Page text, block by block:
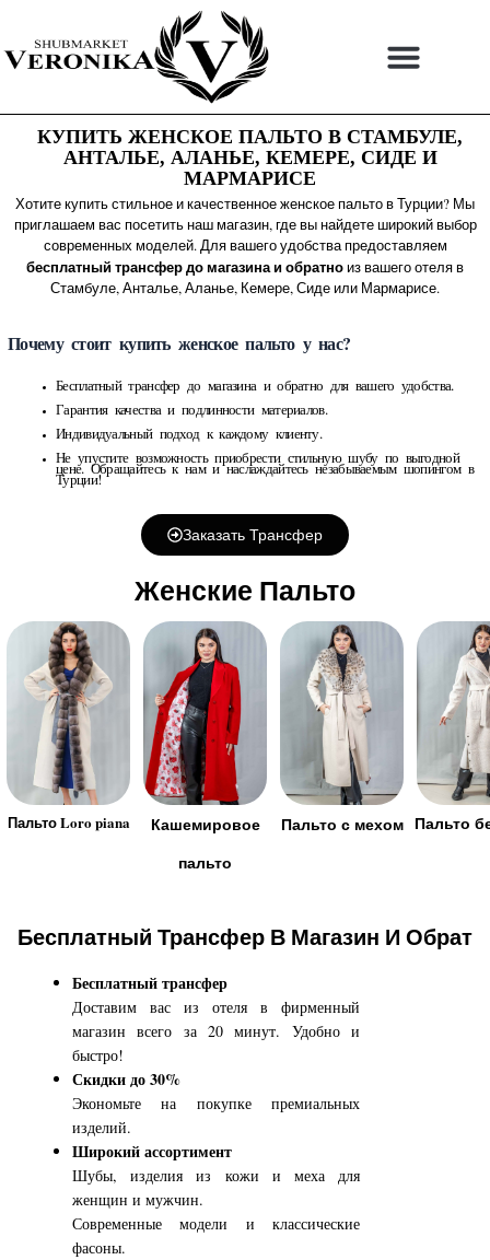
содержимому
КУПИТЬ ЖЕНСКОЕ ПАЛЬТО В СТАМБУЛЕ,
АНТАЛЬЕ, АЛАНЬЕ, КЕМЕРЕ, СИДЕ И
МАРМАРИСЕ
Хотите купить стильное и качественное женское пальто в Турции? Мы
приглашаем вас посетить наш магазин, где вы найдете широкий выбор
современных моделей. Для вашего удобства предоставляем
бесплатный трансфер до магазина и обратноиз вашего отеля в
Стамбуле, Анталье, Аланье, Кемере, Сиде или Мармарисе.
Почему стоит купить женское пальто у нас?
Бесплатный трансфер до магазина и обратно для вашего удобства.
Гарантия качества и подлинности материалов.
Индивидуальный подход к каждому клиенту.
Не упустите возможность приобрести стильную шубу по выгодной
цене. Обращайтесь к нам и наслаждайтесь незабываемым шопингом в
Турции!
Заказать Трансфер
Женские Пальто
Пальто Loro piana
Кашемировое
пальто
Пальто с мехом Пальто
Бесплатный Трансфер В Магазин И Обрат
Бесплатный трансфер
Доставим вас из отеля в фирменный
магазин всего за 20 минут. Удобно и
быстро!
Скидки до 30%
Экономьте на покупке премиальных
изделий.
Широкий ассортимент
Шубы, изделия из кожи и меха для
женщин и мужчин.
Современные модели и классические
фасоны.